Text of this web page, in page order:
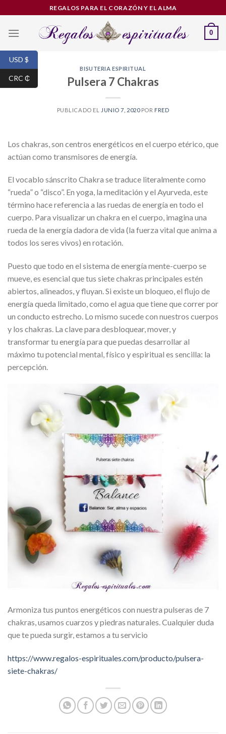
to
content
REGALOS PARA EL CORAZÓN Y EL ALMA
0
BISUTERIA ESPIRITUAL
Pulsera 7 Chakras
PUBLICADO EL JUNIO 7, 2020POR FRED
Los chakras, son centros energéticos en el cuerpo etérico, que
actúan como transmisores de energía.
El vocablo sánscrito Chakra se traduce literalmente como
“rueda” o “disco”. En yoga, la meditación y el Ayurveda, este
término hace referencia a las ruedas de energía en todo el
cuerpo. Para visualizar un chakra en el cuerpo, imagina una
rueda de la energía dadora de vida (la fuerza vital que anima a
todos los seres vivos) en rotación.
Puesto que todo en el sistema de energía mente-cuerpo se
mueve, es esencial que tus siete chakras principales estén
abiertos, alineados, y fluyan. Si existe un bloqueo, el flujo de
energía queda limitado, como el agua que tiene que correr por
un conducto estrecho. Lo mismo sucede con nuestros cuerpos
y los chakras. La clave para desbloquear, mover, y
transformar tu energía para que puedas desarrollar al
máximo tu potencial mental, físico y espiritual es sencilla: la
percepción.
Armoniza tus puntos energéticos con nuestra pulseras de 7
chakras, usamos cuarzos y piedras naturales. Cualquier duda
que te pueda surgir, estamos a tu servicio
https://www.regalos-espirituales.com/producto/pulsera-
siete-chakras/
USD $
CRC ₵